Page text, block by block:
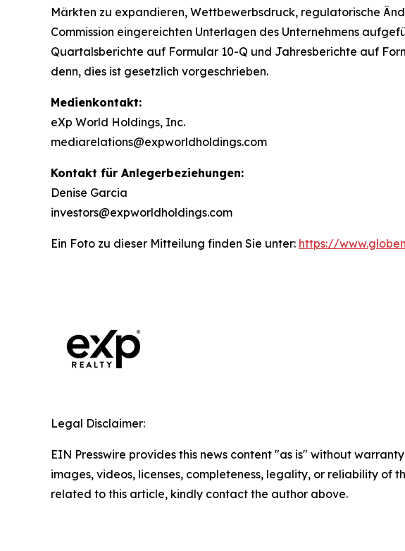
Märkten zu expandieren, Wettbewerbsdruck, regulatorische
Commission eingereichten Unterlagen des Unternehmens
Quartalsberichte auf Formular 10-Q und Jahresberichte auf
denn, dies ist gesetzlich vorgeschrieben.
Medienkontakt:
eXp World Holdings, Inc.
mediarelations@expworldholdings.com
Kontakt für Anlegerbeziehungen:
Denise Garcia
investors@expworldholdings.com
Ein Foto zu dieser Mitteilung finden Sie unter: https://
Legal Disclaimer:
EIN Presswire provides this news content "as is" without
images, videos, licenses, completeness, legality, or reliability of
related to this article, kindly contact the author above.